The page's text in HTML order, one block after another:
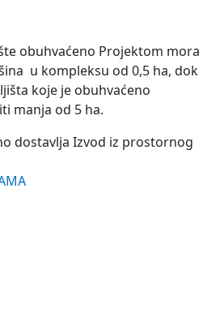
obuhvaćeno Projektom mora
u kompleksu od 0,5 ha, dok
koje je obuhvaćeno
manja od 5 ha.
dostavlja Izvod iz prostornog